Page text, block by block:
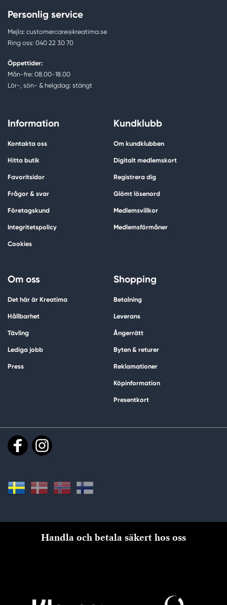
Personlig service
Mejla: customercare@kreatima.se
Ring oss: 040 22 30 70
Öppettider:
Mån-fre: 08.00-18.00
Lör-, sön- & helgdag: stängt
Information
Kontakta oss
Hitta butik
Favoritsidor
Frågor & svar
Företagskund
Integritetspolicy
Cookies
Kundklubb
Om kundklubben
Digitalt medlemskort
Registrera dig
Glömt lösenord
Medlemsvillkor
Medlemsförmåner
Om oss
Det här är Kreatima
Hållbarhet
Tävling
Lediga jobb
Press
Shopping
Betalning
Leverans
Ångerrätt
Byten & returer
Reklamationer
Köpinformation
Presentkort
Handla och betala säkert hos oss